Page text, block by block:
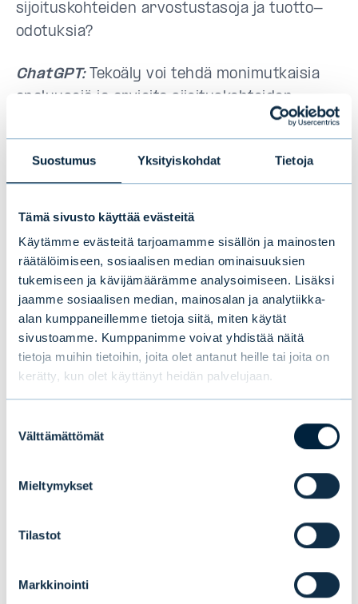
Suostumus Yksityiskohdat Tietoja
Tämä sivusto käyttää evästeitä
Käytämme evästeitä tarjoamamme sisällön ja mainosten
räätälöimiseen, sosiaalisen median ominaisuuksien
tukemiseen ja kävijämäärämme analysoimiseen. Lisäksi
jaamme sosiaalisen median, mainosalan ja analytiikka-
alan kumppaneillemme tietoja siitä, miten käytät
sivustoamme. Kumppanimme voivat yhdistää näitä
tietoja muihin tietoihin, joita olet antanut heille tai joita on
kerätty, kun olet käyttänyt heidän palvelujaan.
valinta
Välttämättömät
Mieltymykset
Tilastot
Markkinointi
sijoituskohteiden arvostustasoja ja tuotto-
odotuksia?
ChatGPT: Tekoäly voi tehdä monimutkaisia
analyysejä ja arvioita sijoituskohteiden
arvostustasoista ja tuotto-odotuksista. Se
perustuu dataan ja matemaattisiin malleihin,
mutta on tärkeää huomata, että kaikki arviot
ennusteisiin, jotka voivat muuttua nopeasti.
Lopullinen päätös vaatii inhimillisen
harkinnan ja riskien huomioimisen.
TH:Sijoituskuplissa voi tehdä rahaa. Voiko AI
toimia irrationaalisessa markkinassa?
ChatGPT:
Tekoäly voi auttaa tunnistamaan
ovat usein vaikeita ennustaa. Tekoäly voi
sijoittajan on silti oltava varovainen ja
Markkinat voivat joskus olla väärässä,
pyristellä markkinoita vastaan. Voiko AI